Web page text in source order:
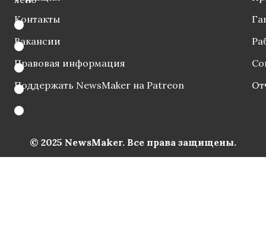
Контакты
Вакансии
Правовая информация
Поддержать NewsMaker на Patreon
© 2025 NewsMaker. Все права защищены.